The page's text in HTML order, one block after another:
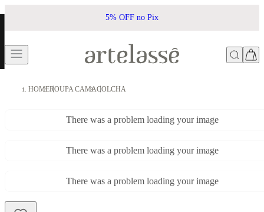
5% OFF no Pix
HOMEROUPA CAMACOLCHA
There was a problem loading your image
There was a problem loading your image
There was a problem loading your image